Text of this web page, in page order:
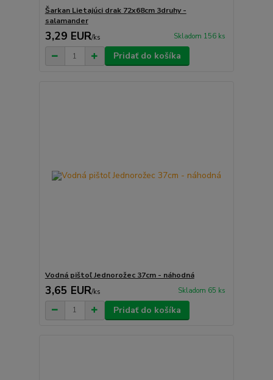
Šarkan Lietajúci drak 72x68cm 3druhy -
salamander
3,29 EUR/ks Skladom 156 ks
Pridať do košíka
Vodná pištoľ Jednorožec 37cm - náhodná
3,65 EUR/ks Skladom 65 ks
Pridať do košíka